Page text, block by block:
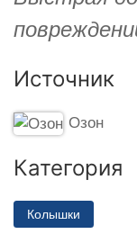
Источник
Озон
Категория
Колышки